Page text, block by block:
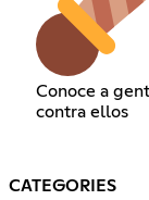
Conoce a
contra ellos
CATEGORIES